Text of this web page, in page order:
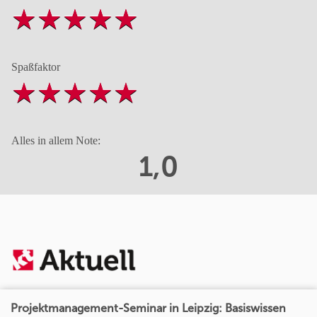
Spaßfaktor
Alles in allem Note:
1,0
Projektmanagement-Seminar in Leipzig: Basiswissen